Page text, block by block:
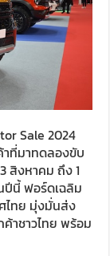
Sale 2024
าที่มาทดลองขับ
สิงหาคม ถึง 1
ปีนี้ ฟอร์ดเฉลิม
ไทย มุ่งมั่นส่ง
าชาวไทย พร้อม